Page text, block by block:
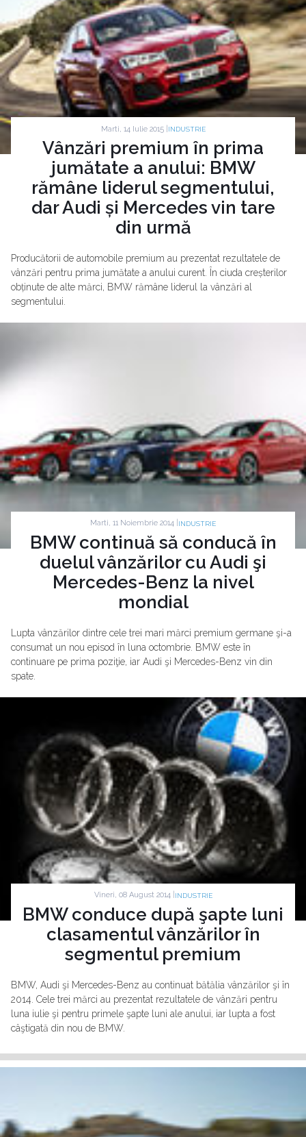
Marti, 14 Iulie 2015 | INDUSTRIE
Vânzări premium în prima
jumătate a anului: BMW
rămâne liderul segmentului,
dar Audi și Mercedes vin tare
din urmă
Producătorii de automobile premium au prezentat rezultatele de
vânzări pentru prima jumătate a anului curent. În ciuda creșterilor
obținute de alte mărci, BMW rămâne liderul la vânzări al
segmentului.
Marti, 11 Noiembrie 2014 | INDUSTRIE
BMW continuă să conducă în
duelul vânzărilor cu Audi şi
Mercedes-Benz la nivel
mondial
Lupta vânzărilor dintre cele trei mari mărci premium germane şi-a
consumat un nou episod în luna octombrie. BMW este în
continuare pe prima poziţie, iar Audi şi Mercedes-Benz vin din
spate.
Vineri, 08 August 2014 | INDUSTRIE
BMW conduce după şapte luni
clasamentul vânzărilor în
segmentul premium
BMW, Audi şi Mercedes-Benz au continuat bătălia vânzărilor şi în
2014. Cele trei mărci au prezentat rezultatele de vânzări pentru
luna iulie şi pentru primele şapte luni ale anului, iar lupta a fost
câştigată din nou de BMW.